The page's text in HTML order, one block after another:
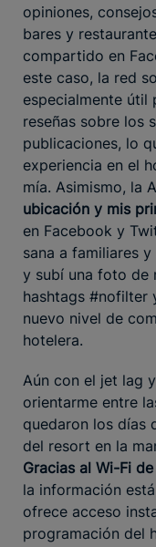
opiniones,
bares y
compartido en
este caso, la red
especialmente útil
reseñas sobre los
publicaciones, lo
experiencia en el
mía. Asimismo, la
ubicación y mis
en Facebook y
sana a familiares
y subí una foto de
hashtags #nofilter
nuevo nivel de
hotelera.
Aún con el jet lag
orientarme entre
quedaron los días
del resort en la
Gracias al Wi-Fi
la información
ofrece acceso
programación del